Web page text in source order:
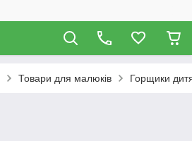
Товари для малюків Горщики